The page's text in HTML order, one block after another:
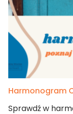
Harmonogram
Sprawdź w